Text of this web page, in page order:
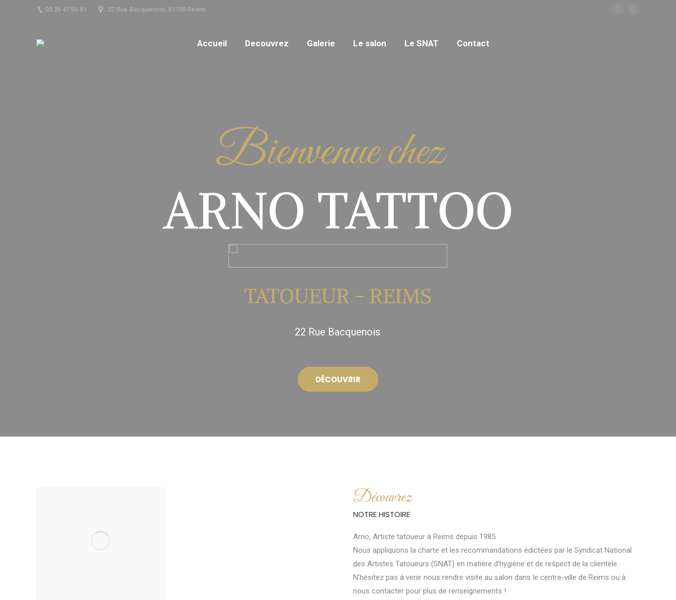
03 26 47 56 81 22 Rue Bacquenois, 51100 Reims FacebookInstagram
Accueil Decouvrez Galerie Le salon Le SNAT Contact
ARNO TATTOO
Bienvenue chez
TATOUEUR - REIMS
22 Rue Bacquenois
DÉCOUVRIR
Découvrez
NOTRE HISTOIRE
Arno, Artiste tatoueur à Reims depuis 1985.
Nous appliquons la charte et les recommandations édictées par le Syndicat National
des Artistes Tatoueurs (SNAT) en matière d’hygiène et de respect de la clientèle.
N’hésitez pas à venir nous rendre visite au salon dans le centre-ville de Reims ou à
nous contacter pour plus de renseignements !